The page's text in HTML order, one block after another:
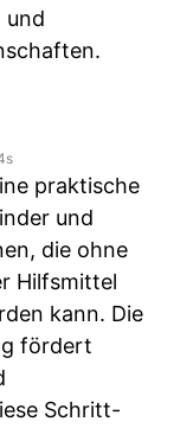
und
praktische
und
die ohne
Hilfsmittel
kann. Die
fördert
Schritt-